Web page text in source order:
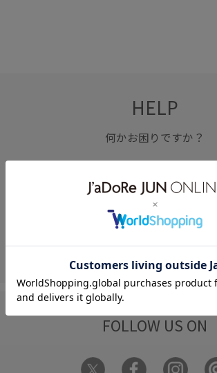
HELP
何かお困りですか？
FAQ
お問い合わせ
フォーム
FOLLOW US ON